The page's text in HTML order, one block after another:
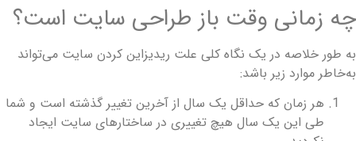
چه زمانی وقت باز طراحی سایت است؟
به طور خلاصه در یک نگاه کلی علت ریدیزاین کردن سایت می‌تواند
به‌خاطر موارد زیر باشد:
هر زمان که حداقل یک سال از آخرین تغییر گذشته است و شما
طی این یک سال هیچ تغییری در ساختارهای سایت ایجاد